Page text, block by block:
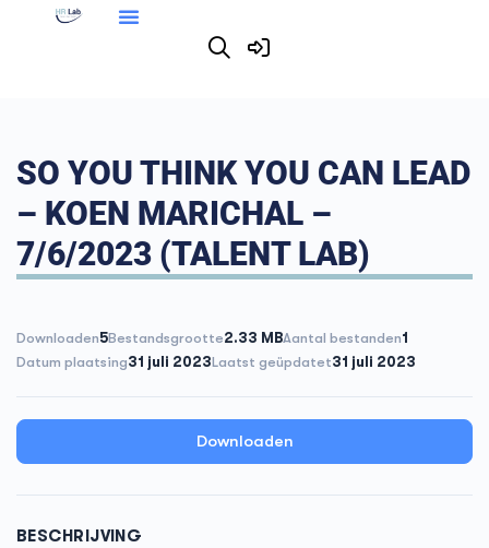
SO YOU THINK YOU CAN LEAD
– KOEN MARICHAL –
7/6/2023 (TALENT LAB)
Downloaden5Bestandsgrootte2.33 MBAantal bestanden1
Datum plaatsing31 juli 2023Laatst geüpdatet31 juli 2023
Downloaden
BESCHRIJVING